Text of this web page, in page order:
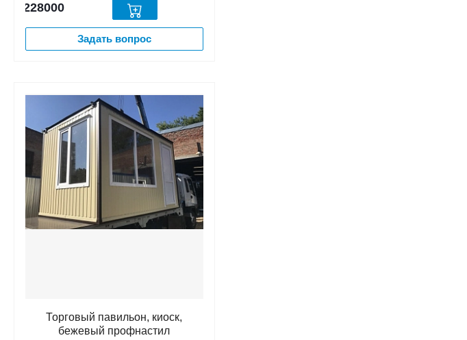
228000
Задать вопрос
Торговый павильон, киоск,
бежевый профнастил